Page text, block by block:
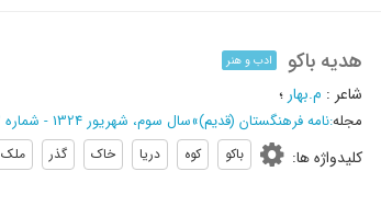
هدیه باکو ادب و هنر
شاعر : م.بهار ؛
مجله:نامه فرهنگستان (قدیم)»سال سوم، شهریور 1324 - شماره 2
کلیدواژه ها: باکو کوه دریا خاک گذر ملک